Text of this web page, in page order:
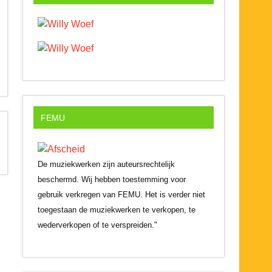
FEMU
De muziekwerken zijn auteursrechtelijk
beschermd. Wij hebben toestemming voor
gebruik verkregen van FEMU. Het is verder niet
toegestaan de muziekwerken te verkopen, te
wederverkopen of te verspreiden."